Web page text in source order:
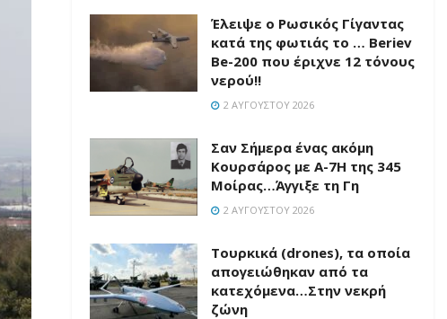
Έλειψε ο Ρωσικός Γίγαντας
κατά της φωτιάς το … Beriev
Be-200 που έριχνε 12 τόνους
νερού!!
2 ΑΥΓΟΎΣΤΟΥ 2026
Σαν Σήμερα ένας ακόμη
Κουρσάρος με Α-7Η της 345
Μοίρας…Άγγιξε τη Γη
2 ΑΥΓΟΎΣΤΟΥ 2026
Τουρκικά (drones), τα οποία
απογειώθηκαν από τα
κατεχόμενα…Στην νεκρή
ζώνη